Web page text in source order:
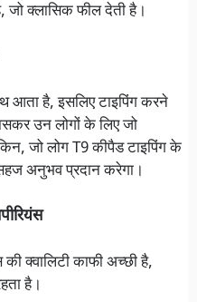
क्लासिक फील देती है।
है, इसलिए टाइपिंग करने
उन लोगों के लिए जो
जो लोग T9 कीपैड टाइपिंग के
अनुभव प्रदान करेगा।
क्वालिटी काफी अच्छी है,
है।